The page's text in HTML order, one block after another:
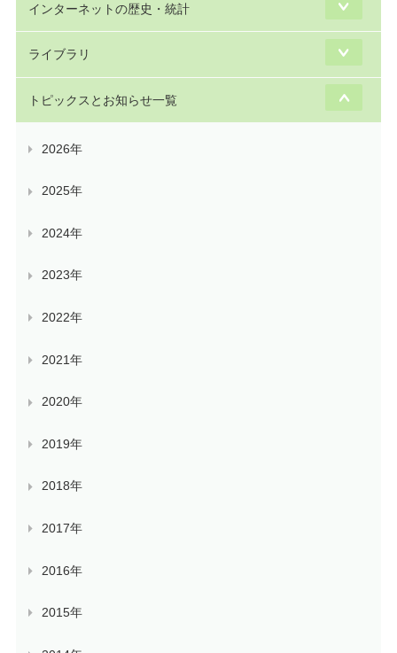
インターネットの歴史・統計
ライブラリ
トピックスとお知らせ一覧
2026年
2025年
2024年
2023年
2022年
2021年
2020年
2019年
2018年
2017年
2016年
2015年